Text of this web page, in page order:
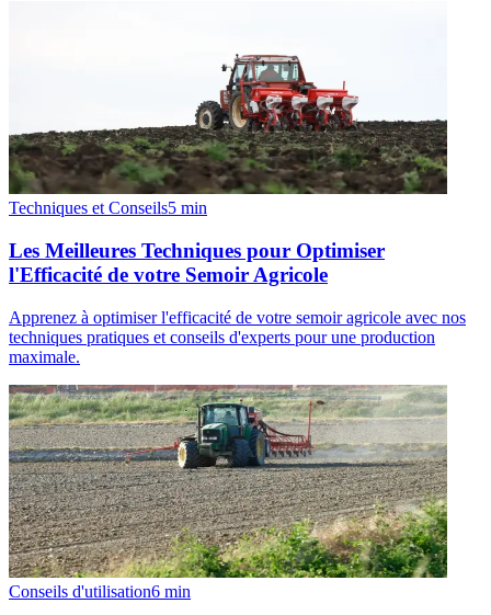
Techniques et Conseils5 min
Les Meilleures Techniques pour Optimiser
l'Efficacité de votre Semoir Agricole
Apprenez à optimiser l'efficacité de votre semoir agricole avec nos
techniques pratiques et conseils d'experts pour une production
maximale.
Conseils d'utilisation6 min